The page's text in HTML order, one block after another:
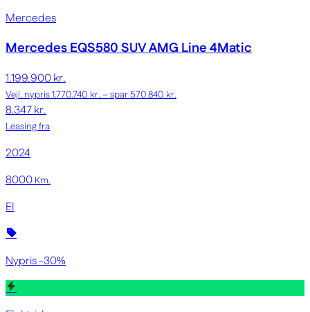
Mercedes
Mercedes EQS580 SUVAMG Line 4Matic
1.199.900 kr.
Vejl. nypris 1.770.740 kr. – spar 570.840 kr.
8.347 kr.
Leasing fra
2024
8000Km.
El
Nypris -30%